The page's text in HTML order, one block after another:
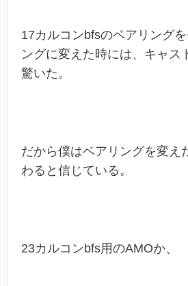
17カルコンbfsのベアリング
ングに変えた時には、キャス
驚いた。
だから僕はベアリングを変え
わると信じている。
23カルコンbfs用のAMOか、